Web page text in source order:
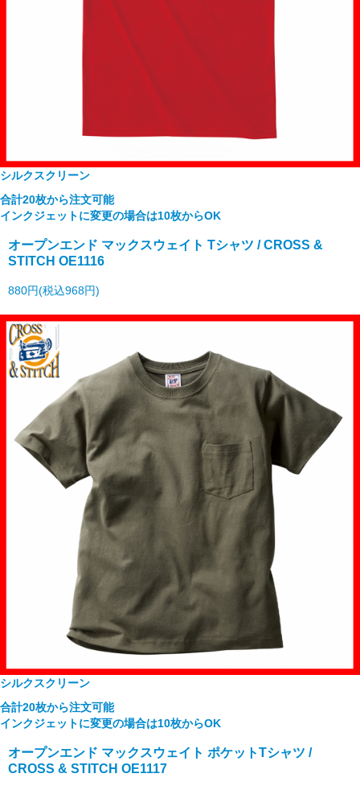
シルクスクリーン
合計20枚から注文可能
インクジェットに変更の場合は10枚からOK
オープンエンド マックスウェイト Tシャツ / CROSS &
STITCH OE1116
880円(税込968円)
シルクスクリーン
合計20枚から注文可能
インクジェットに変更の場合は10枚からOK
オープンエンド マックスウェイト ポケットTシャツ /
CROSS & STITCH OE1117